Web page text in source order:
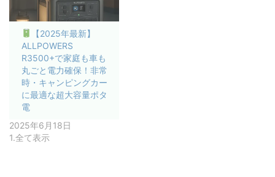
【2025年最新】
ALLPOWERS
R3500+で家庭も車も
丸ごと電力確保！非常
時・キャンピングカー
に最適な超大容量ポタ
電
2025年6月18日
1.全て表示